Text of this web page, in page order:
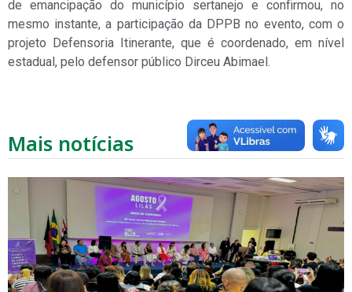
de emancipação do município sertanejo e confirmou, no
mesmo instante, a participação da DPPB no evento, com o
projeto Defensoria Itinerante, que é coordenado, em nível
estadual, pelo defensor público Dirceu Abimael.
Mais notícias